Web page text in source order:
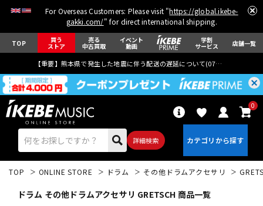
For Overseas Customers: Please visit "https://global.ikebe-
gakki.com/" for direct international shipping.
TOP 買う
ストア
売る
中古買取
イベント
動画
学割
サービス 店舗一覧
【重要】熊本県で発生した地震に伴う配送の遅延について(07月29日
詳細検索
0
TOP ONLINE STORE ドラム その他ドラムアクセサリ
ドラム その他ドラムアクセサリ GRETSCH 商品一覧